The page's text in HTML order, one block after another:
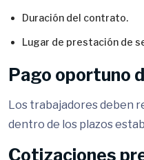
Duración del contrato.
Lugar de prestación de
Pago oportuno
Los trabajadores deben
dentro de los plazos
Cotizaciones